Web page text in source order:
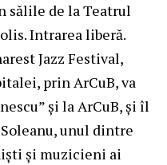
sălile de la Teatrul
Intrarea liberă.
Jazz Festival,
prin ArCuB, va
și la ArCuB, și îl
unul dintre
și muzicieni ai